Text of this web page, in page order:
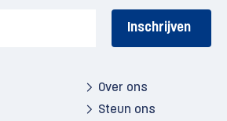
Over ons
Steun ons